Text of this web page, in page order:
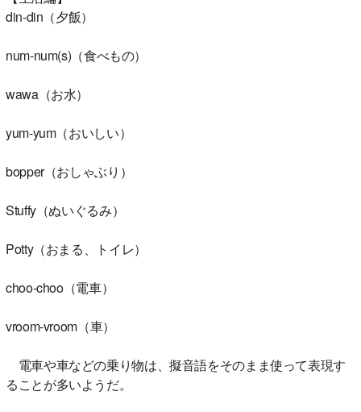
din-din（夕飯）
num-num(s)（食べもの）
wawa（お水）
yum-yum（おいしい）
bopper（おしゃぶり）
Stuffy（ぬいぐるみ）
Potty（おまる、トイレ）
choo-choo（電車）
vroom-vroom（車）
電車や車などの乗り物は、擬音語をそのまま使って表現す
ることが多いようだ。